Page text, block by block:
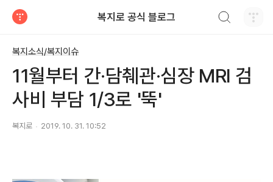
복지로 공식 블로그
복지소식/복지이슈
11월부터 간·담췌관·심장 MRI 검
사비 부담 1/3로 '뚝'
복지로 2019. 10. 31. 10:52